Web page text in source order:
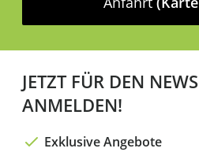
JETZT FÜR DEN
ANMELDEN!
Exklusive Angebote